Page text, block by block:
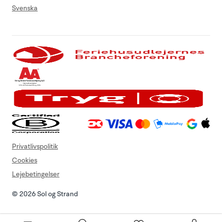
Svenska
© 2026 Sol og Strand
Privatlivspolitik
Cookies
Lejebetingelser